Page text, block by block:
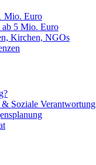
Mio. Euro
ab 5 Mio. Euro
Kirchen, NGOs
Soziale Verantwortung